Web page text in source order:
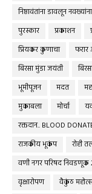
निष्ठावंतांना डावलून
पुरस्कार
प्रकाशन
प्रियकर कुणाचा
बिरसा मुंडा जयंती
भूमीपूजन
मदत
मुकाबला
मोर्चा
रक्तदान.. BLOOD
राजकीय भूकंप
रोही
वणी नगर परिषद निवडणूक
वृक्षारोपण
वैकुंठ